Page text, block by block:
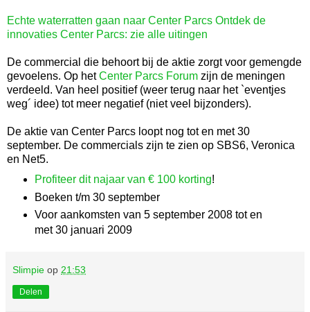
Echte waterratten gaan naar Center Parcs Ontdek de
innovaties Center Parcs: zie alle uitingen
De commercial die behoort bij de aktie zorgt voor gemengde
gevoelens. Op hetCenter Parcs Forum zijn de meningen
verdeeld. Van heel positief (weer terug naar het `eventjes
weg´ idee) tot meer negatief (niet veel bijzonders).
De aktie van Center Parcs loopt nog tot en met 30
september. De commercials zijn te zien op SBS6, Veronica
en Net5.
Profiteer dit najaar van € 100 korting!
Boeken t/m 30 september
Voor aankomsten van 5 september 2008 tot en
met 30 januari 2009
Slimpie op 21:53
Delen